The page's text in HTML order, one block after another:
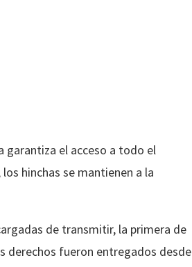
garantiza el acceso a todo el
hinchas se mantienen a la
de transmitir, la primera de
derechos fueron entregados desde